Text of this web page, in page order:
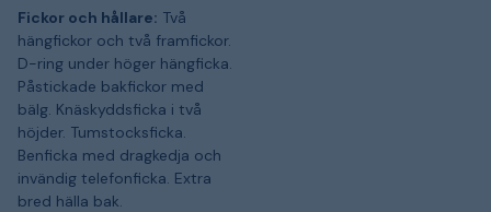
Fickor och hållare: Två
hängfickor och två framfickor.
D-ring under höger hängficka.
Påstickade bakfickor med
bälg. Knäskyddsficka i två
höjder. Tumstocksficka.
Benficka med dragkedja och
invändig telefonficka. Extra
bred hälla bak.